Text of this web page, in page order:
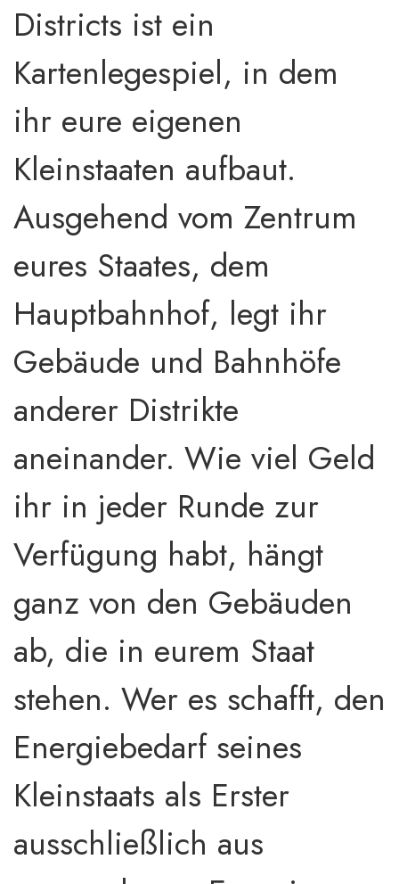
Districts ist ein
Kartenlegespiel, in dem
ihr eure eigenen
Kleinstaaten aufbaut.
Ausgehend vom Zentrum
eures Staates, dem
Hauptbahnhof, legt ihr
Gebäude und Bahnhöfe
anderer Distrikte
aneinander. Wie viel Geld
ihr in jeder Runde zur
Verfügung habt, hängt
ganz von den Gebäuden
ab, die in eurem Staat
stehen. Wer es schafft, den
Energiebedarf seines
Kleinstaats als Erster
ausschließlich aus